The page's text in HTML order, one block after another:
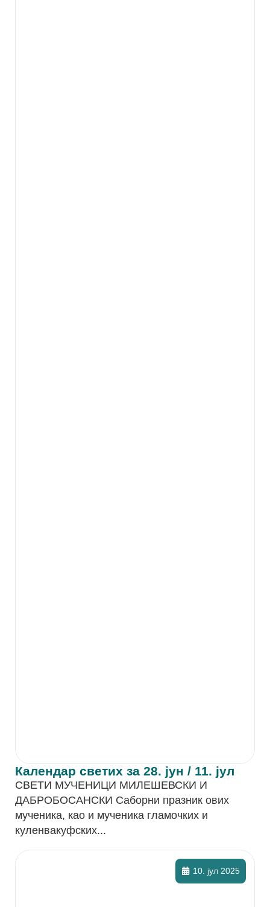
Календар светих за 28. јун / 11. јул
СВЕТИ МУЧЕНИЦИ МИЛЕШЕВСКИ И
ДАБРОБОСАНСКИ Саборни празник ових
мученика, као и мученика гламочких и
куленвакуфских...
10. јул 2025